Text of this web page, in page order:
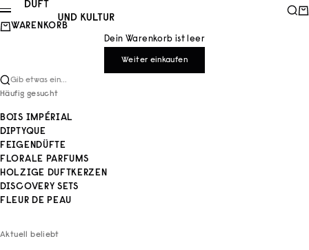
Zum Inhalt springen
Duft und Kultur
Menü
WARENKORB
Dein Warenkorb ist leer
Weiter einkaufen
Gib etwas ein...
Häufig gesucht
BOIS IMPÉRIAL
DIPTYQUE
FEIGENDÜFTE
FLORALE PARFUMS
HOLZIGE DUFTKERZEN
DISCOVERY SETS
FLEUR DE PEAU
Aktuell beliebt